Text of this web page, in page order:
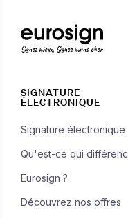
Signez mieux, Signez moins cher
SIGNATURE
ÉLECTRONIQUE
Signature électronique
Qu'est-ce qui
Eurosign ?
Découvrez nos offres